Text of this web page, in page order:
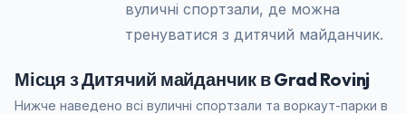
вуличні спортзали, де можна
тренуватися з дитячий майданчик.
Місця з Дитячий майданчик в Grad Rovinj
Нижче наведено всі вуличні спортзали та воркаут-парки в